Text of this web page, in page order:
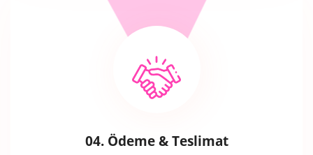
04. Ödeme & Teslimat